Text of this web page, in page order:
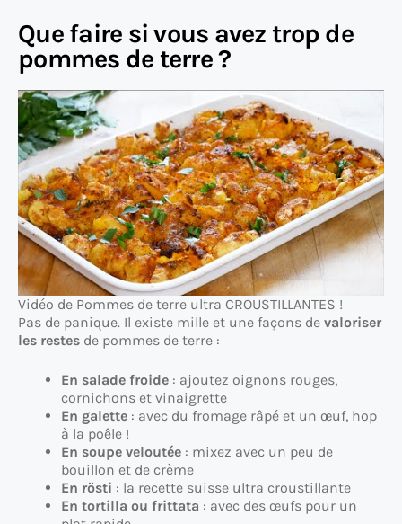
Que faire si vous avez trop de
pommes de terre ?
Vidéo de Pommes de terre ultra CROUSTILLANTES !
Pas de panique. Il existe mille et une façons de valoriser
les restes de pommes de terre :
En salade froide : ajoutez oignons rouges,
cornichons et vinaigrette
En galette : avec du fromage râpé et un œuf, hop
à la poêle !
En soupe veloutée : mixez avec un peu de
bouillon et de crème
En rösti : la recette suisse ultra croustillante
En tortilla ou frittata : avec des œufs pour un